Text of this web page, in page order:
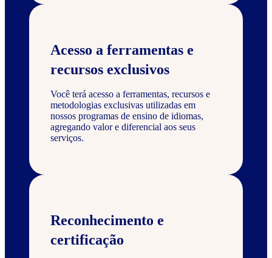
Acesso a ferramentas e
recursos exclusivos
Você terá acesso a ferramentas, recursos e
metodologias exclusivas utilizadas em
nossos programas de ensino de idiomas,
agregando valor e diferencial aos seus
serviços.
Reconhecimento e
certificação